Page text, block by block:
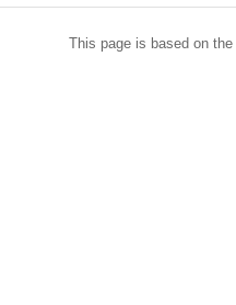
This page is based on the